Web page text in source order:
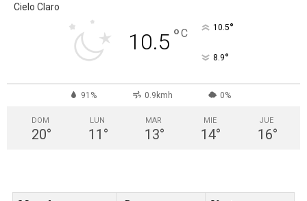
Cielo Claro
10.5 °C 10.5°
8.9°
91% 0.9kmh 0%
DOM
20°
LUN
11 °
MAR
13°
MIE
14°
JUE
16°